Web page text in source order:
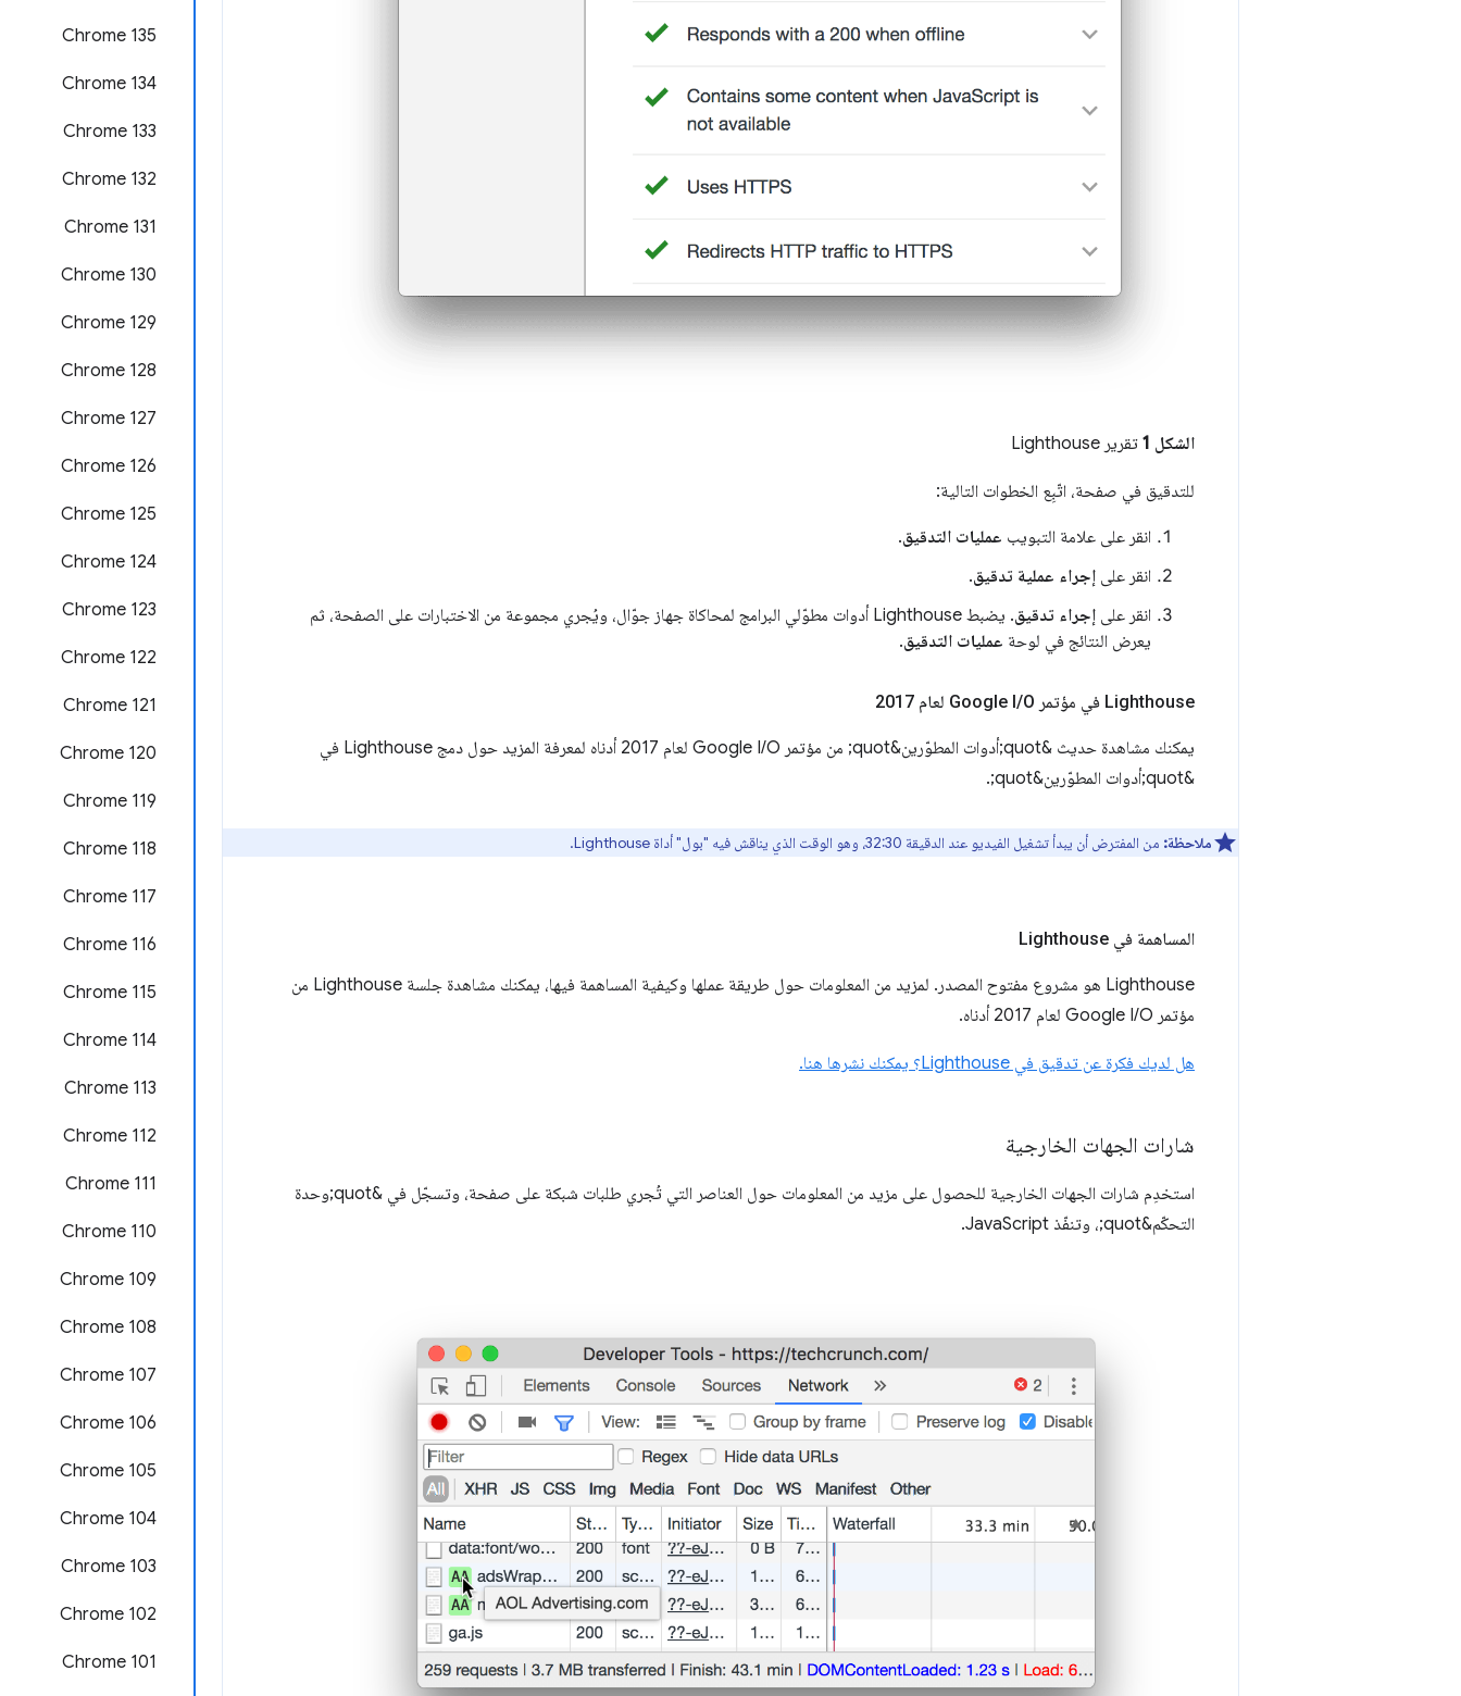
Chrome 135
‫Chrome 134
‫Chrome 133
Chrome 132
Chrome 131
Chrome 130
Chrome 129
‫Chrome 128
‫Chrome 127
‫Chrome 126
‫Chrome 125
Chrome 124
Chrome 123
‫Chrome 122
‫Chrome 121
‫Chrome 120
‫Chrome 119
Chrome 118
‫Chrome 117
Chrome 116
Chrome 115
Chrome 114
Chrome 113
‫Chrome 112
‫Chrome 111
Chrome 110
Chrome 109
Chrome 108
Chrome 107
Chrome 106
Chrome 105
‫Chrome 104
Chrome 103
Chrome 102
Chrome 101
الشكل 1 تقرير Lighthouse
للتدقيق في صفحة، اتّبِع الخطوات التالية:
انقر على علامة التبويب عمليات التدقيق.
انقر على إجراء عملية تدقيق.
انقر على إجراء تدقيق
. يضبط Lighthouse أدوات مطوّلي البرامج لمحاكاة جهاز جوّال، ويُجري مجموعة من الاختبارات على الصفحة، ثم
يعرض النتائج في لوحة عمليات التدقيق.
‫Lighthouse في مؤتمر Google I /O لعام 2017
يمكنك مشاهدة حديث &quot;أدوات المطوّرين&quot; من مؤتمر Google I/O لعام 2017 أدناه لمعرفة المزيد حول دمج Lighthouse في
&quot;أدوات المطوّرين&quot;.
ملاحظة: من المفترض أن يبدأ تشغيل الفيديو عند الدقيقة 32:30، وهو الوقت الذي يناقش فيه "بول" أداة Lighthouse.
المساهمة في Lighthouse
‫Lighthouse هو مشروع مفتوح المصدر. لمزيد من المعلومات حول طريقة عملها وكيفية المساهمة فيها، يمكنك مشاهدة جلسة Lighthouse من
مؤتمر Google I/O لعام 2017 أدناه.
هل لديك فكرة عن تدقيق في Lighthouse؟ يمكنك نشرها هنا.
شارات الجهات الخارجية
استخدِم شارات الجهات الخارجية للحصول على مزيد من المعلومات حول العناصر التي تُجري طلبات شبكة على صفحة، وتسجّل في &quot;وحدة
التحكّم&quot;، وتنفّذ JavaScript.